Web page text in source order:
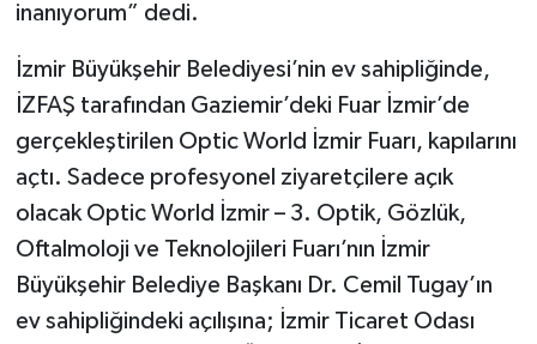
inanıyorum” dedi.
İzmir Büyükşehir Belediyesi’nin ev sahipliğinde,
İZFAŞ tarafından Gaziemir’deki Fuar İzmir’de
gerçekleştirilen Optic World İzmir Fuarı, kapılarını
açtı. Sadece profesyonel ziyaretçilere açık
olacak Optic World İzmir – 3. Optik, Gözlük,
Oftalmoloji ve Teknolojileri Fuarı’nın İzmir
Büyükşehir Belediye Başkanı Dr. Cemil Tugay’ın
ev sahipliğindeki açılışına; İzmir Ticaret Odası